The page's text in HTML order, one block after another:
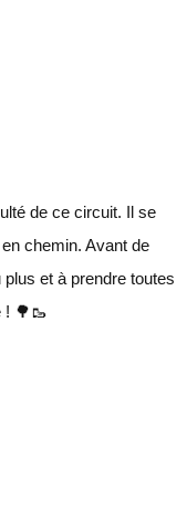
de ce circuit. Il se
chemin. Avant de
et à prendre toutes
! 🌳🥾